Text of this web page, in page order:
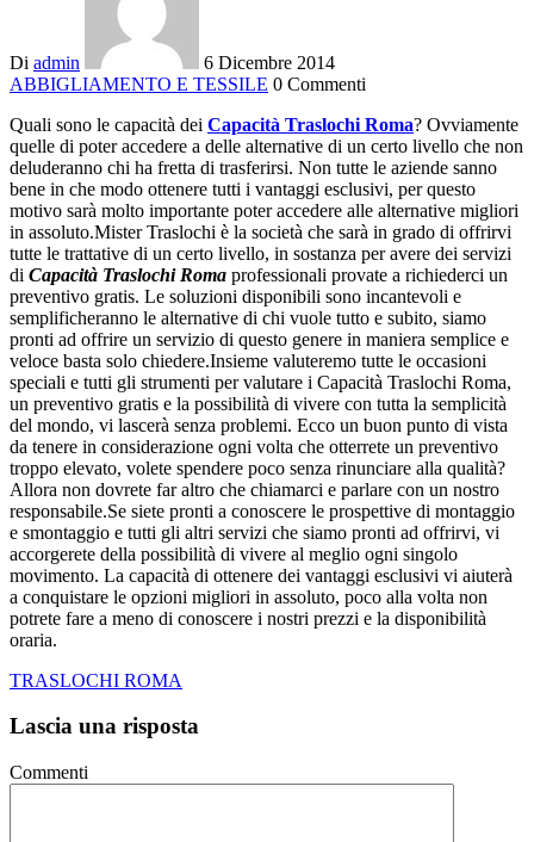
Di admin
6 Dicembre 2014
ABBIGLIAMENTO E TESSILE 0 Commenti
Quali sono le capacità dei Capacità Traslochi Roma? Ovviamente
quelle di poter accedere a delle alternative di un certo livello che non
deluderanno chi ha fretta di trasferirsi. Non tutte le aziende sanno
bene in che modo ottenere tutti i vantaggi esclusivi, per questo
motivo sarà molto importante poter accedere alle alternative migliori
in assoluto.Mister Traslochi è la società che sarà in grado di offrirvi
tutte le trattative di un certo livello, in sostanza per avere dei servizi
di Capacità Traslochi Roma professionali provate a richiederci un
preventivo gratis. Le soluzioni disponibili sono incantevoli e
semplificheranno le alternative di chi vuole tutto e subito, siamo
pronti ad offrire un servizio di questo genere in maniera semplice e
veloce basta solo chiedere.Insieme valuteremo tutte le occasioni
speciali e tutti gli strumenti per valutare i Capacità Traslochi Roma,
un preventivo gratis e la possibilità di vivere con tutta la semplicità
del mondo, vi lascerà senza problemi. Ecco un buon punto di vista
da tenere in considerazione ogni volta che otterrete un preventivo
troppo elevato, volete spendere poco senza rinunciare alla qualità?
Allora non dovrete far altro che chiamarci e parlare con un nostro
responsabile.Se siete pronti a conoscere le prospettive di montaggio
e smontaggio e tutti gli altri servizi che siamo pronti ad offrirvi, vi
accorgerete della possibilità di vivere al meglio ogni singolo
movimento. La capacità di ottenere dei vantaggi esclusivi vi aiuterà
a conquistare le opzioni migliori in assoluto, poco alla volta non
potrete fare a meno di conoscere i nostri prezzi e la disponibilità
oraria.
TRASLOCHI ROMA
Lascia una risposta
Commenti